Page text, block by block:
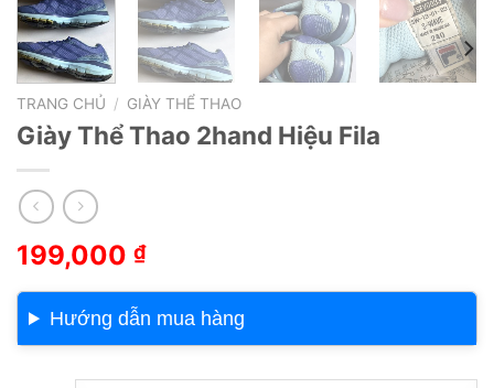
TRANG CHỦ / GIÀY THỂ THAO
Giày Thể Thao 2hand Hiệu Fila
199,000 ₫
Hướng dẫn mua hàng